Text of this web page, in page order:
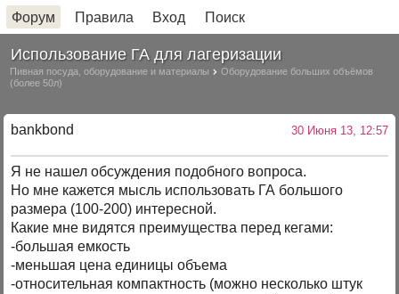
Форум Правила Вход Поиск
Использование ГА для лагеризации
Пивная посуда, оборудование и материалы
Оборудование больших объёмов
(более 50л)
bankbond 30 Июня 13, 12:57
Я не нашел обсуждения подобного вопроса.
Но мне кажется мысль использовать ГА большого
размера (100-200) интересной.
Какие мне видятся преимущества перед кегами:
-большая емкость
-меньшая цена единицы объема
-относительная компактность (можно несколько штук